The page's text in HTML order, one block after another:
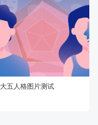
大五人格图片测试